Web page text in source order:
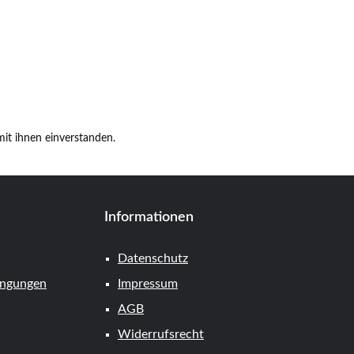
ihnen einverstanden.
Informationen
Datenschutz
Impressum
AGB
Widerrufsrecht